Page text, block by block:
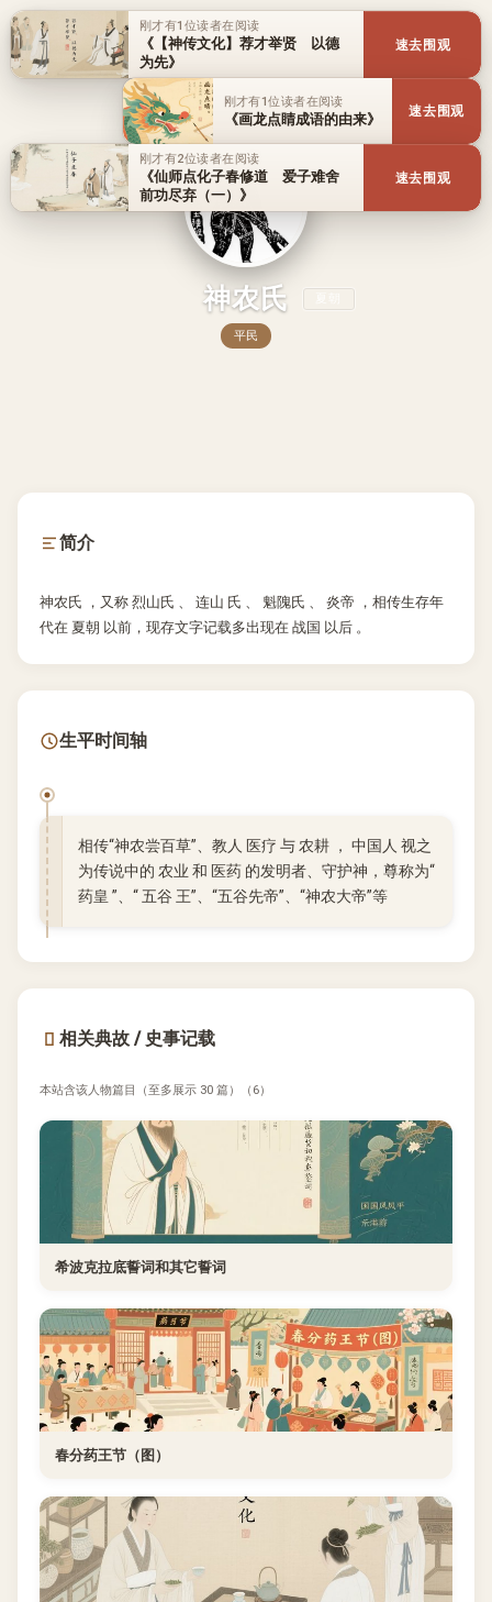
神农氏
平民
简介
神农氏 ，又称 烈山氏 、 连山 氏 、 魁隗氏 、 炎帝 ，相传生存年
代在 夏朝 以前，现存文字记载多出现在 战国 以后 。
生平时间轴
相传“神农尝百草”、教人 医疗 与 农耕 ， 中国人 视之
为传说中的 农业 和 医药 的发明者、守护神，尊称为“
药皇 ”、“ 五谷 王”、“五谷先帝”、“神农大帝”等
相关典故 / 史事记载
本站含该人物篇目（至多展示 30 篇）（6）
希波克拉底誓词和其它誓词
春分药王节（图）
刚才有1位读者在阅读
《【神传文化】荐才举贤 以德
为先》
速去围观
刚才有1位读者在阅读
《画龙点睛成语的由来》 速去围观
刚才有2位读者在阅读
《仙师点化子春修道 爱子难舍
前功尽弃（一）》
速去围观